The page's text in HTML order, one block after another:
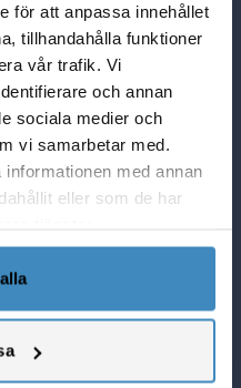
för att anpassa innehållet
tillhandahålla funktioner
vår trafik. Vi
och annan
sociala medier och
vi samarbetar med.
med annan
eller som de har